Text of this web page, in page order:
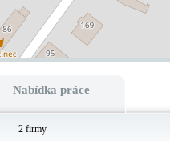
Nabídka práce
2 firmy